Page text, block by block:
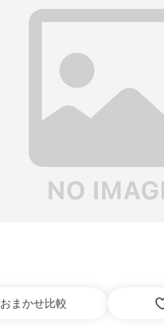
おまかせ比較